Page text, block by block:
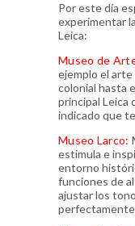
Por este día
experimentar
Leica:
Museo de
ejemplo el
colonial hasta
principal Leica
indicado que
Museo Larco:
estimula e
entorno
funciones de
ajustar los
perfectamente